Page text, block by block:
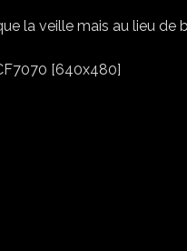
la veille mais au lieu de